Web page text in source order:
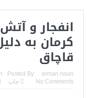
انفجار و
کرمان به
قاچاق
Posted By: arman nouri
No Comments
چاپ